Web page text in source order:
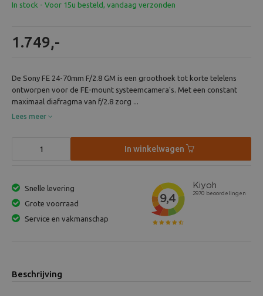
In stock - Voor 15u besteld, vandaag verzonden
1.749,-
De Sony FE 24-70mm F/2.8 GM is een groothoek tot korte telelens
ontworpen voor de FE-mount systeemcamera's. Met een constant
maximaal diafragma van f/2.8 zorg ...
Lees meer
In winkelwagen
Snelle levering
Grote voorraad
Service en vakmanschap
Beschrijving